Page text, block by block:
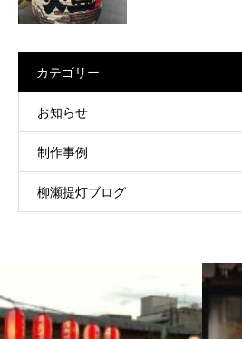
カテゴリー
お知らせ
制作事例
柳瀬提灯ブログ